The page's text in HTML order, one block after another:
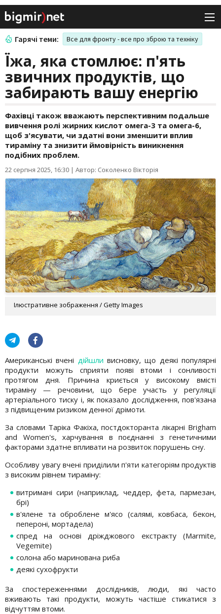
Гарячі теми: Все для фронту - все про зброю та техніку
Їжа, яка стомлює: п'ять
звичних продуктів, що
забирають вашу енергію
Фахівці також вважають перспективним подальше
вивчення ролі жирних кислот омега-3 та омега-6,
щоб з'ясувати, чи здатні вони зменшити вплив
тираміну та знизити ймовірність виникнення
подібних проблем.
22 серпня 2025, 16:30 | Автор: Соколенко Вікторія
Ілюстративне зображення / Getty Images
Американські вчені дійшли висновку, що деякі популярні
продукти можуть сприяти появі втоми і сонливості
протягом дня. Причина криється у високому вмісті
тираміну — речовини, що бере участь у регуляції
артеріального тиску і, як показало дослідження, пов'язана
з підвищеним ризиком денної дрімоти.
За словами Таріка Факіха, постдокторанта лікарні Brigham
and Women's, харчування в поєднанні з генетичними
факторами здатне впливати на розвиток порушень сну.
Особливу увагу вчені приділили п'яти категоріям продуктів
з високим рівнем тираміну:
витримані сири (наприклад, чеддер, фета, пармезан,
брі)
в'ялене та оброблене м'ясо (салямі, ковбаса, бекон,
пепероні, мортадела)
спред на основі дріжджового екстракту (Marmite,
Vegemite)
солона або маринована риба
деякі сухофрукти
За спостереженнями дослідників, люди, які часто
вживають такі продукти, можуть частіше стикатися з
відчуттям втоми.